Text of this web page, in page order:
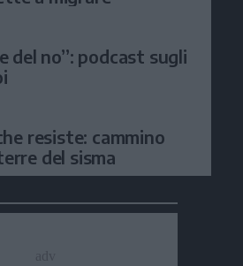
del no”: podcast sugli
resiste: cammino
del sisma